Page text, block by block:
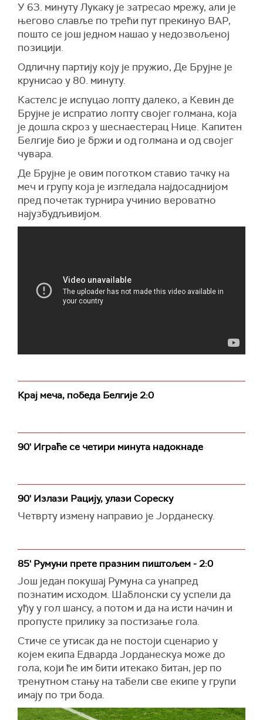
У 63. минуту Лукаку је затресао мрежу, али је
његово славље по трећи пут прекинуо ВАР,
пошто се још једном нашао у недозвољеној
позицији.
Одличну партију коју је пружио, Де Брујне је
крунисао у 80. минуту.
Кастелс је испуцао лопту далеко, а Кевин де
Брујне је испратио лопту својег голмана, која
је дошла скроз у шеснаестерац Нице. Капитен
Белгије био је бржи и од голмана и од својег
чувара.
Де Брујне је овим поготком ставио тачку на
меч и групу која је изгледала најдосаднијом
пред почетак турнира учинио вероватно
најузбудљивијом.
Крај меча, победа Белгије 2:0
90' Играће се четири минута надокнаде
90' Излази Рацију, улази Сореску
Четврту измену направио је Јорданеску.
85' Румуни прете празним пиштољем - 2:0
Још један покушај Румуна са унапред
познатим исходом. Шаблонски су успели да
уђу у гол шансу, а потом и да на исти начин и
пропусте прилику за постизање гола.
Стиче се утисак да не постоји сценарио у
којем екипа Едварда Јорданескуа може до
гола, који ће им бити итекако битан, јер по
тренутном стању на табели све екипе у групи
имају по три бода.